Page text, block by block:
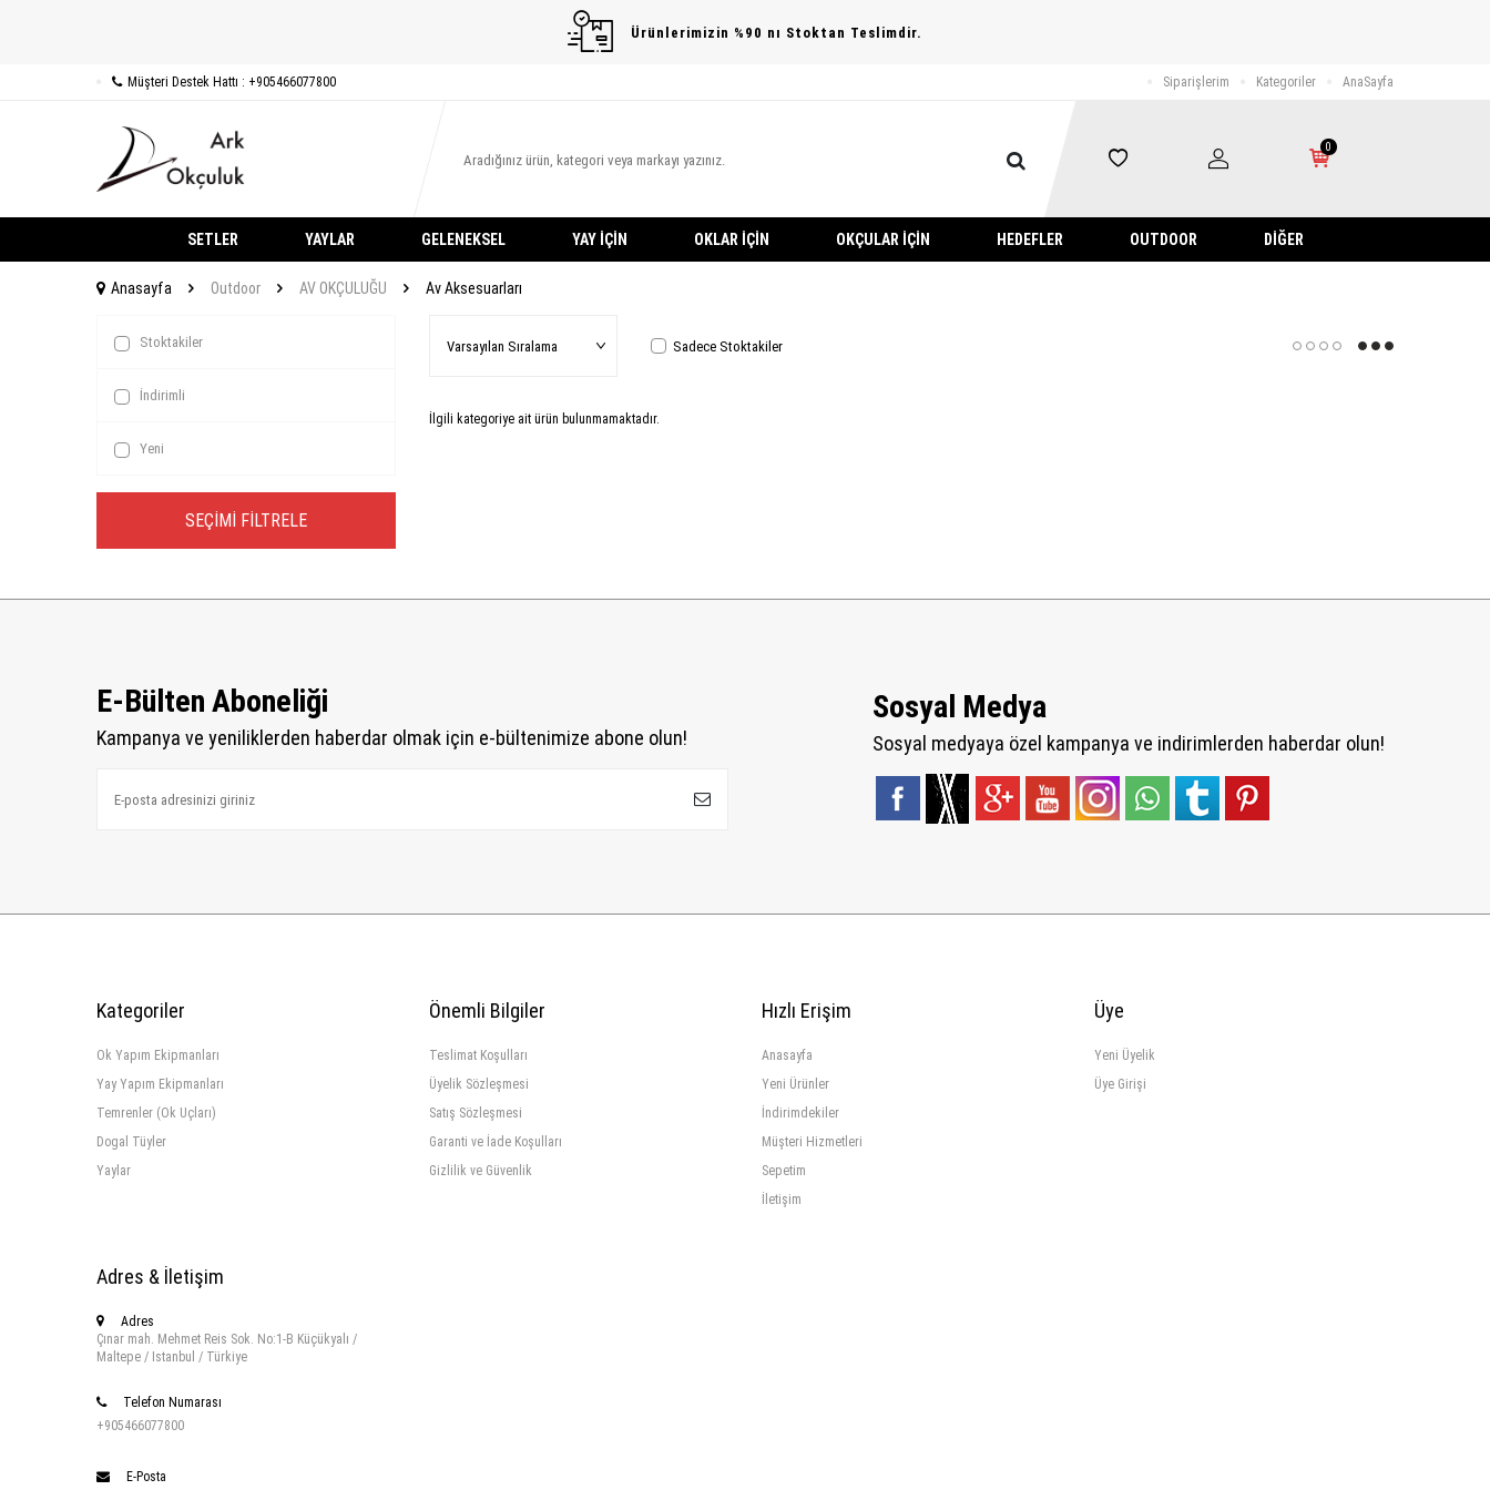
Ürünlerimizin %90 nı Stoktan Teslimdir.
Müşteri Destek Hattı : +905466077800 Siparişlerim Kategoriler AnaSayfa
0
SETLER YAYLAR GELENEKSEL YAY İÇIN OKLAR İÇIN OKÇULAR İÇIN HEDEFLER OUTDOOR DIĞER
Anasayfa Outdoor AV OKÇULUĞU Av Aksesuarları
Stoktakiler
İndirimli
Yeni
SEÇIMI FILTRELE
Sadece Stoktakiler
İlgili kategoriye ait ürün bulunmamaktadır.
E-Bülten Aboneliği
Kampanya ve yeniliklerden haberdar olmak için e-bültenimize abone olun!
Sosyal Medya
Sosyal medyaya özel kampanya ve indirimlerden haberdar olun!
Kategoriler
Ok Yapım Ekipmanları
Yay Yapım Ekipmanları
Temrenler (Ok Uçları)
Dogal Tüyler
Yaylar
Önemli Bilgiler
Teslimat Koşulları
Üyelik Sözleşmesi
Satış Sözleşmesi
Garanti ve İade Koşulları
Gizlilik ve Güvenlik
Hızlı Erişim
Anasayfa
Yeni Ürünler
İndirimdekiler
Müşteri Hizmetleri
Sepetim
İletişim
Üye
Yeni Üyelik
Üye Girişi
Adres & İletişim
Adres
Çınar mah. Mehmet Reis Sok. No:1-B Küçükyalı /
Maltepe / Istanbul / Türkiye
Telefon Numarası
+905466077800
E-Posta